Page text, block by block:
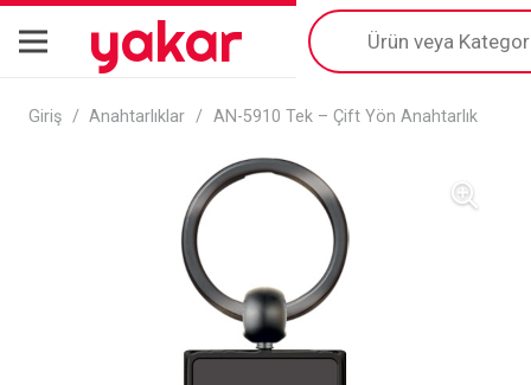
yakar
Products
search
Giriş / Anahtarlıklar / AN-5910 Tek – Çift Yön Anahtarlık